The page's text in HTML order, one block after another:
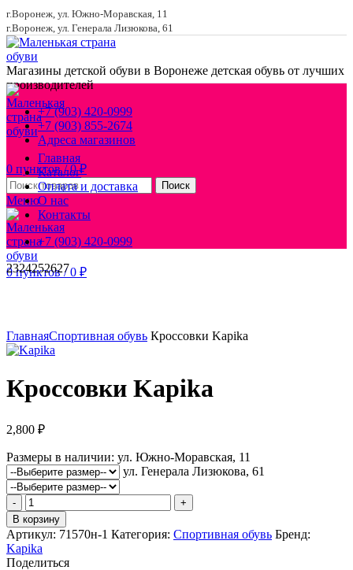
г.Воронеж, ул. Южно-Моравская, 11
г.Воронеж, ул. Генерала Лизюкова, 61
Магазины детской обуви в Воронеже детская обувь от лучших
производителей
+7 (903) 420-0999
+7 (903) 855-2674
Адреса магазинов
0 пунктов / 0₽
Поиск
Меню
0пунктов / 0 ₽
Главная
Каталог
Оплата и доставка
О нас
Контакты
+7 (903) 420-0999
2324252627
ГлавнаяСпортивная обувь Кроссовки Kapika
Кроссовки Kapika
2,800 ₽
Размеры в наличии: ул. Южно-Моравская, 11
ул. Генерала Лизюкова, 61
Количество
товара
Кроссовки
Kapika
В корзину
Артикул: 71570н-1 Категория: Спортивная обувь Бренд:
Kapika
Поделиться